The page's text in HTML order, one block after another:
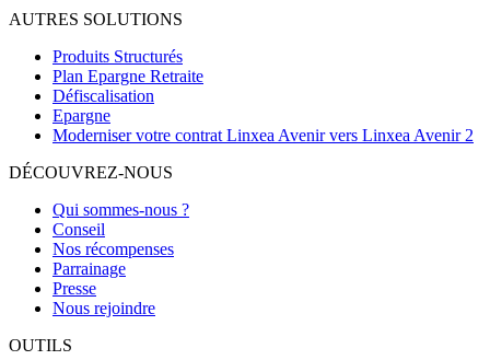
AUTRES SOLUTIONS
Produits Structurés
Plan Epargne Retraite
Défiscalisation
Epargne
Moderniser votre contrat Linxea Avenir vers Linxea Avenir 2
DÉCOUVREZ-NOUS
Qui sommes-nous ?
Conseil
Nos récompenses
Parrainage
Presse
Nous rejoindre
OUTILS